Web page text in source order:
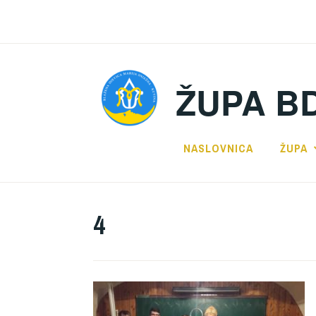
ŽUPA
NASLOVNICA ŽUPA
4